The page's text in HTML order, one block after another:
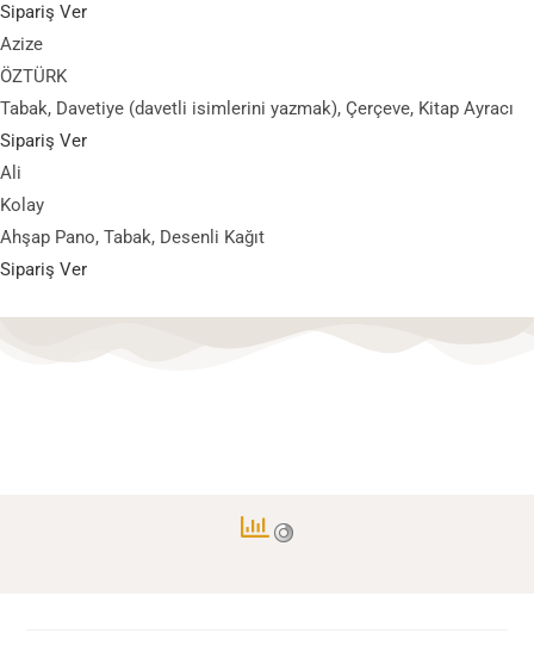
Sipariş Ver
Azize
ÖZTÜRK
Tabak, Davetiye (davetli isimlerini yazmak), Çerçeve, Kitap Ayracı
Sipariş Ver
Ali
Kolay
Ahşap Pano, Tabak, Desenli Kağıt
Sipariş Ver